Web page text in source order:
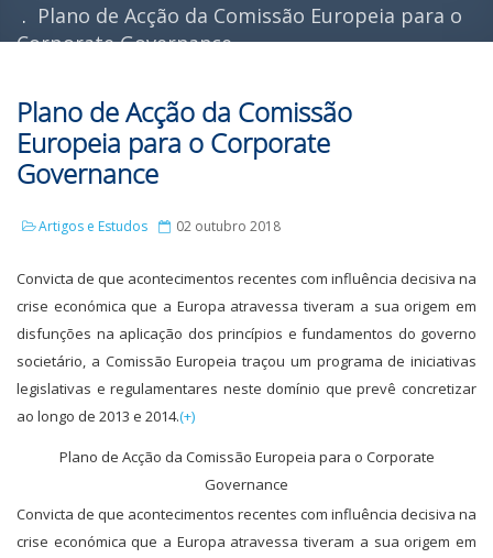
Plano de Acção da Comissão Europeia para o
Corporate Governance
Plano de Acção da Comissão
Europeia para o Corporate
Governance
Artigos e Estudos 02 outubro 2018
Convicta de que acontecimentos recentes com influência decisiva na
crise económica que a Europa atravessa tiveram a sua origem em
disfunções na aplicação dos princípios e fundamentos do governo
societário, a Comissão Europeia traçou um programa de iniciativas
legislativas e regulamentares neste domínio que prevê concretizar
ao longo de 2013 e 2014.(+)
Plano de Acção da Comissão Europeia para o Corporate
Governance
Convicta de que acontecimentos recentes com influência decisiva na
crise económica que a Europa atravessa tiveram a sua origem em